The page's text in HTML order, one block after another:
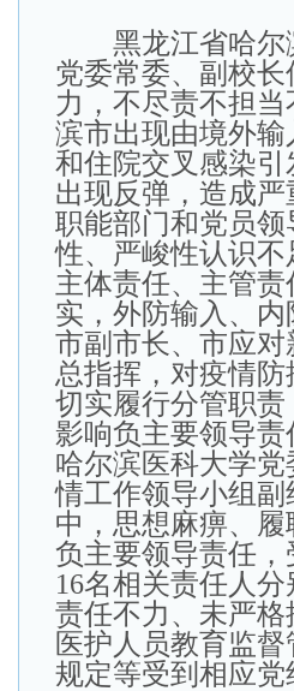
黑龙江省哈尔
党委常委、副校
力，不尽责不担
滨市出现由境外
和住院交叉感染
出现反弹，造成
职能部门和党员
性、严峻性认识
主体责任、主管
实，外防输入、
市副市长、市应
总指挥，对疫情
切实履行分管职
影响负主要领导
哈尔滨医科大学
情工作领导小组
中，思想麻痹、
负主要领导责任
16名相关责任人
责任不力、未严
医护人员教育监
规定等受到相应党